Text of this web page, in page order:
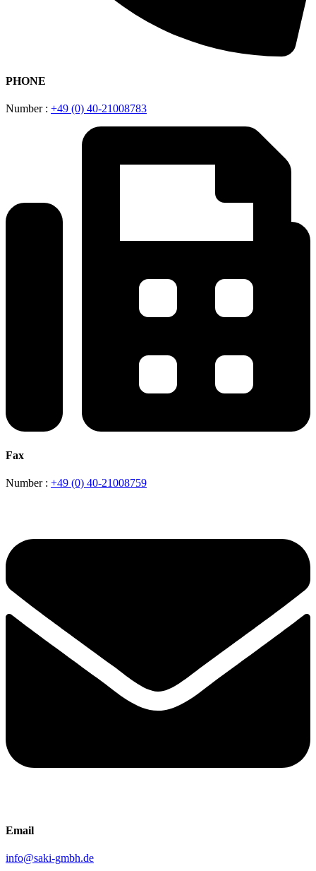
PHONE
Number : +49 (0) 40-21008783
Fax
Number : +49 (0) 40-21008759
Email
info@saki-gmbh.de